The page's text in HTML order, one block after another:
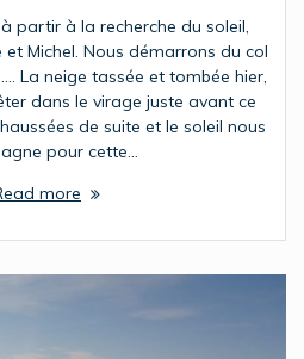
partir à la recherche du soleil,
et Michel. Nous démarrons du col
La neige tassée et tombée hier,
dans le virage juste avant ce
de suite et le soleil nous
pour cette…
more